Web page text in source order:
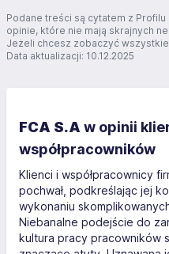
Podane treści są cytatem z
opinie, które nie mają skrajnych
Jeżeli chcesz zobaczyć
Data aktualizacji: 10.12.2025
FCA S.A w opinii
współpracowników
Klienci i współpracownicy
pochwał, podkreślając jej
wykonaniu
Niebanalne podejście do
kultura pracy pracowników